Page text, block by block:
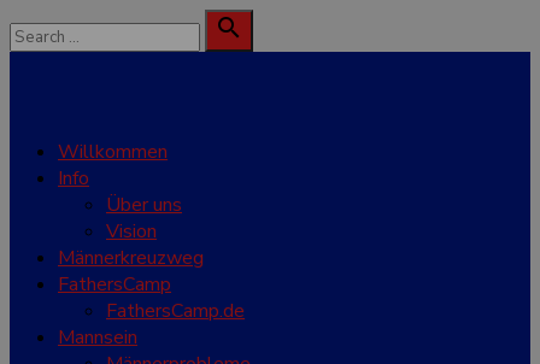
Skip
to
Search
for:

Search
Willkommen
Info
Über uns
Vision
Männerkreuzweg
FathersCamp
FathersCamp.de
Mannsein